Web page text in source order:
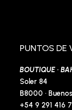
PUNTOS DE
BOUTIQUE ·
Soler 84
B8000 ·
+54 9 291 416